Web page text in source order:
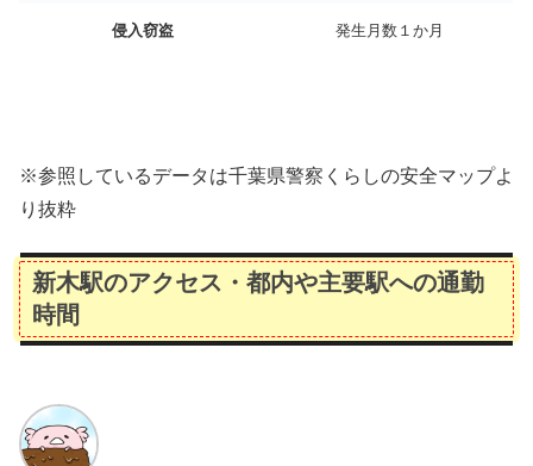
侵入窃盗 発生月数１か月
※参照しているデータは千葉県警察くらしの安全マップよ
り抜粋
新木駅のアクセス・都内や主要駅への通勤
時間